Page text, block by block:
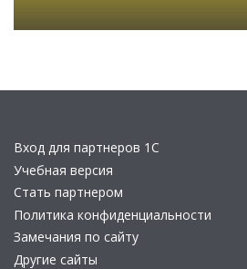
Вход для партнеров 1С
Учебная версия
Стать партнером
Политика конфиденциальности
Замечания по сайту
Другие сайты